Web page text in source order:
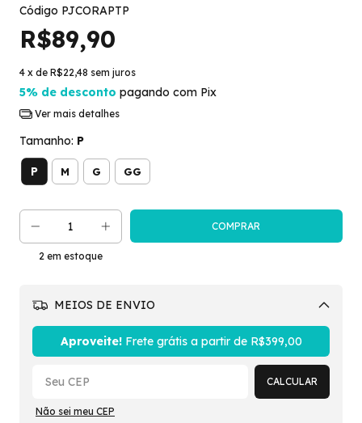
Código PJCORAPTP
R$89,90
4 x de R$22,48 sem juros
5% de desconto pagando com Pix
Ver mais detalhes
Tamanho: P
P M G GG
2em estoque
MEIOS DE ENVIO
Aproveite!Frete grátis a partir de R$399,00
CALCULAR
Não sei meu CEP